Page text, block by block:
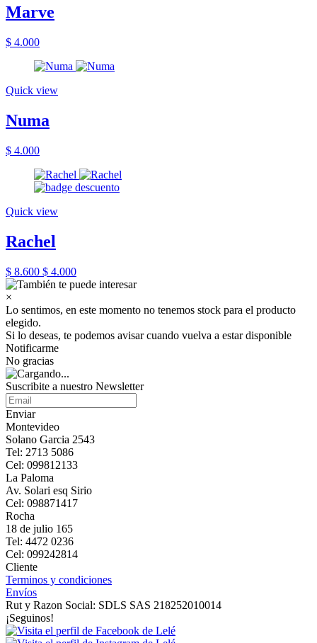
Marve
$ 4.000
Quick view
Numa
$ 4.000
Quick view
Rachel
$ 8.600 $ 4.000
×
Lo sentimos, en este momento no tenemos stock para el producto
elegido.
Si lo deseas, te podemos avisar cuando vuelva a estar disponible
Notificarme
No gracias
Suscribite a nuestro Newsletter
Enviar
Montevideo
Solano Garcia 2543
Tel: 2713 5086
Cel: 099812133
La Paloma
Av. Solari esq Sirio
Cel: 098871417
Rocha
18 de julio 165
Tel: 4472 0236
Cel: 099242814
Cliente
Terminos y condiciones
Envíos
Rut y Razon Social: SDLS SAS 218252010014
¡Seguinos!